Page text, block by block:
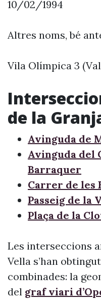
10/02/1994
Altres noms, bé
Vila Olímpica 3
de la
Avinguda de
Avinguda del
Barraquer
Carrer de les
Passeig de la
Plaça de la
Les interseccions
Vella s’han
combinades: la
del graf viari